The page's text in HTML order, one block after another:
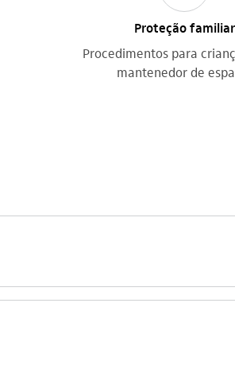
Proteção familiar
Procedimentos para
mantenedor de